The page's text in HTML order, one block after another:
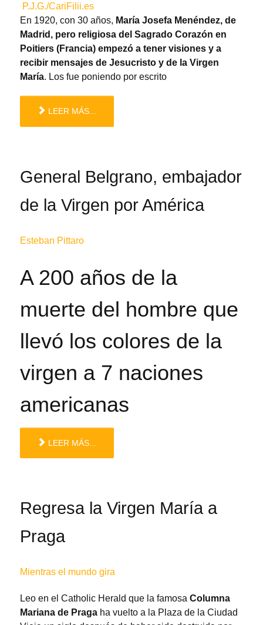
P.J.G./CariFilii.es
En 1920, con 30 años, María Josefa Menéndez, de
Madrid, pero religiosa del Sagrado Corazón en
Poitiers (Francia) empezó a tener visiones y a
recibir mensajes de Jesucristo y de la Virgen
María. Los fue poniendo por escrito
LEER MÁS...
General Belgrano, embajador
de la Virgen por América
Esteban Pittaro
A 200 años de la
muerte del hombre que
llevó los colores de la
virgen a 7 naciones
americanas
LEER MÁS...
Regresa la Virgen María a
Praga
Mientras el mundo gira
Leo en el Catholic Herald que la famosa Columna
Mariana de Praga ha vuelto a la Plaza de la Ciudad